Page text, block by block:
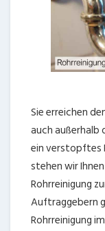
Sie erreichen
auch außerhalb
ein verstopftes
stehen wir
Rohrreinigung
Auftraggebern
Rohrreinigung